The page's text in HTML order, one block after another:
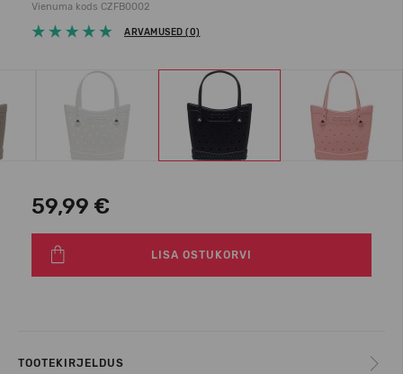
Vienuma kods CZFB0002
ARVAMUSED (0)
59,99 €
LISA OSTUKORVI
TOOTEKIRJELDUS